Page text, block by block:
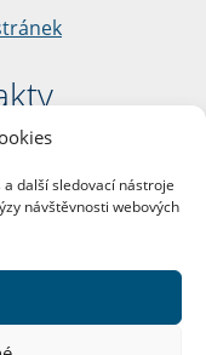
další sledovací nástroje
návštěvnosti webových
1/2